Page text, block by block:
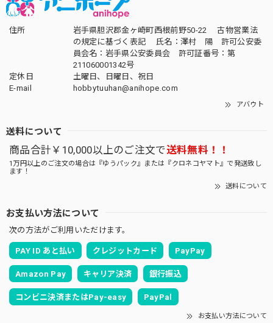
住所
岩手県胆沢郡金ヶ崎町西根前野50-22 古物営業法
の規定に基づく表記 氏名：澤村 陽 許可公安委
員会名：岩手県公安委員会 許可証番号：第
211060001342号
定休日
土曜日、日曜日、祝日
E-mail
hobbytuuhan@anihope.com
アバウト
送料について
商品合計￥10,000以上のご注文で送料無料！！
1万円以上のご注文の場合は『ゆうパック』または『クロネコヤマト』で発送致し
ます！
送料について
お支払い方法について
次の方法がご利用いただけます。
PAY ID あと払い クレジットカード PayPay
Amazon Pay キャリア決済 銀行振込
コンビニ決済またはPay-easy PayPal
お支払い方法について